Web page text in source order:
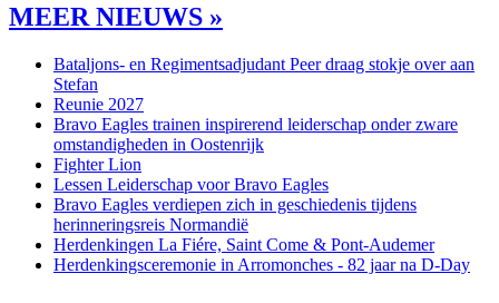
MEER NIEUWS »
Bataljons- en Regimentsadjudant Peer draag stokje over aan
Stefan
Reunie 2027
Bravo Eagles trainen inspirerend leiderschap onder zware
omstandigheden in Oostenrijk
Fighter Lion
Lessen Leiderschap voor Bravo Eagles
Bravo Eagles verdiepen zich in geschiedenis tijdens
herinneringsreis Normandië
Herdenkingen La Fiére, Saint Come & Pont-Audemer
Herdenkingsceremonie in Arromonches - 82 jaar na D-Day